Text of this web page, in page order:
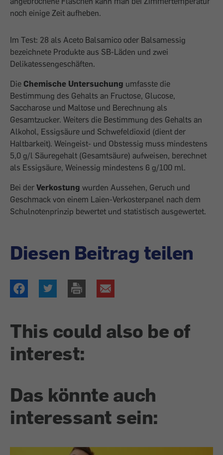
noch einige Zeit aufheben.
Im Test: 28 als Aceto Balsamico oder Balsamessig
bezeichnete Produkte aus SB-Läden und zwei
Delikatessengeschäften.
Die Chemische Untersuchung umfasste die
Bestimmung des Gehalts an Fructose, Glucose,
Saccharose und Maltose und Berechnung als
Gesamtzucker. Weiters die Bestimmung des Gehalts an
Alkohol, Essigsäure und Schwefeldioxid (dient der
Haltbarkeit). Weingeist- und Obstessig muss mindestens
5,0 g/l Säuregehalt (Gesamtsäure) aufweisen, berechnet
als Essigsäure, Weinessig mindestens 6 g/100 ml.
Bei der Verkostung wurden Aussehen, Geruch und
Geschmack von einem Laien-Verkosterpanel nach dem
Schulnotenprinzip bewertet und statistisch ausgewertet.
Diesen Beitrag teilen
This could also be of
interest:
Das könnte auch
interessant sein: